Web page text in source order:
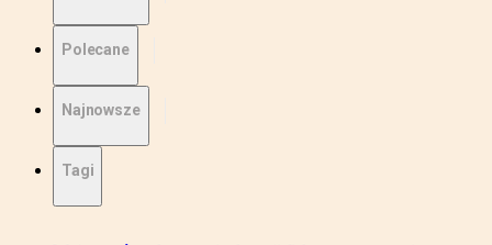
Polecane
Najnowsze
Tagi